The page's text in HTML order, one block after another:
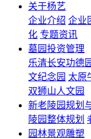
关于杨艺
企业介绍 企业
化 专题资讯
墓园投资管理
乐清长安功德
文纪念园 太原
双狮山人文园
新老陵园规划
陵园整体规划
园林景观雕塑